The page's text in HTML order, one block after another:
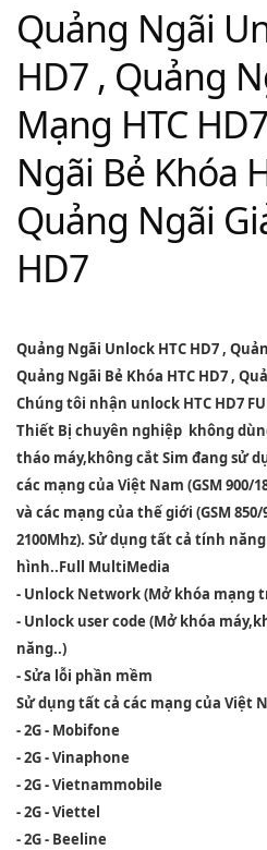
Quảng Ngãi
HD7 , Quảng
Mạng HTC
Ngãi Bẻ Khóa
Quảng Ngãi
HD7
Quảng Ngãi Unlock HTC HD7,
Quảng Ngãi Bẻ Khóa HTC HD7,
Chúng tôi nhận unlock HTC HD7
Thiết Bị chuyên nghiệp không
tháo máy,không cắt Sim đang sử
các mạng của Việt Nam (GSM 900/
và các mạng của thế giới (GSM 850/
2100Mhz). Sử dụng tất cả tính
hình..Full MultiMedia
- Unlock Network (Mở khóa mạng
- Unlock user code (Mở khóa
năng..)
- Sửa lỗi phần mềm
Sử dụng tất cả các mạng của Việt
- 2G - Mobifone
- 2G - Vinaphone
- 2G - Vietnammobile
- 2G - Viettel
- 2G - Beeline